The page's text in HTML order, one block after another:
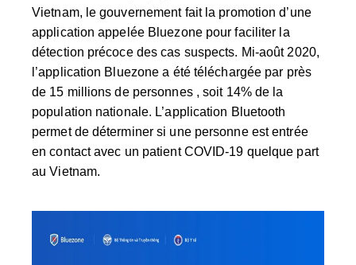
Vietnam, le gouvernement fait la promotion d’une
application appelée Bluezone pour faciliter la
détection précoce des cas suspects. Mi-août 2020,
l’application Bluezone a été téléchargée par près
de 15 millions de personnes , soit 14% de la
population nationale. L’application Bluetooth
permet de déterminer si une personne est entrée
en contact avec un patient COVID-19 quelque part
au Vietnam.